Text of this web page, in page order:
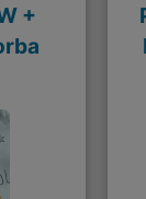
+